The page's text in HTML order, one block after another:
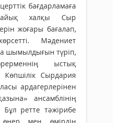
бағдарламаға
халқы Сыр
жоғары бағалап,
Мәдениет
шымылдығын түріп,
ыстық
Сырдария
ардагерлерінен
ансамблінің
ретте тәжірибе